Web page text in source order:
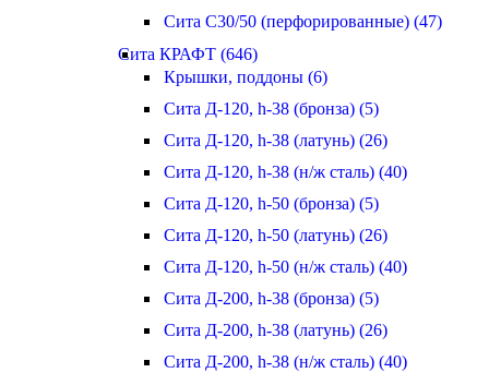
Сита С30/50 (перфорированные) (47)
Сита КРАФТ (646)
Крышки, поддоны (6)
Сита Д-120, h-38 (бронза) (5)
Сита Д-120, h-38 (латунь) (26)
Сита Д-120, h-38 (н/ж сталь) (40)
Сита Д-120, h-50 (бронза) (5)
Сита Д-120, h-50 (латунь) (26)
Сита Д-120, h-50 (н/ж сталь) (40)
Сита Д-200, h-38 (бронза) (5)
Сита Д-200, h-38 (латунь) (26)
Сита Д-200, h-38 (н/ж сталь) (40)